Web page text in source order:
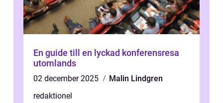
En guide till en lyckad konferensresa
utomlands
02 december 2025
Malin Lindgren
redaktionel